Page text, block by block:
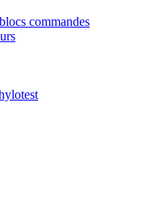
commandes